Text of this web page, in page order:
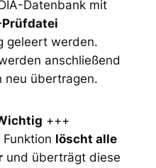
Datenbank mit
Prüfdatei
geleert werden.
anschließend
übertragen.
+++
Funktion löscht alle
und überträgt diese